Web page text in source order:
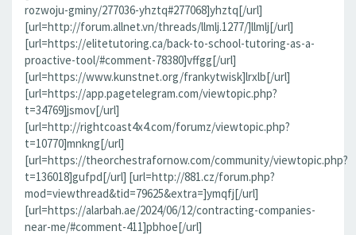
rozwoju-gminy/277036-yhztq#277068]yhztq[/url]
[url=http://forum.allnet.vn/threads/llmlj.1277/]llmlj[/url]
[url=https://elitetutoring.ca/back-to-school-tutoring-as-a-
proactive-tool/#comment-78380]vffgg[/url]
[url=https://www.kunstnet.org/frankytwisk]lrxlb[/url]
[url=https://app.pagetelegram.com/viewtopic.php?
t=34769]jsmov[/url]
[url=http://rightcoast4x4.com/forumz/viewtopic.php?
t=10770]mnkng[/url]
[url=https://theorchestrafornow.com/community/viewtopic.php?
t=136018]gufpd[/url] [url=http://881.cz/forum.php?
mod=viewthread&tid=79625&extra=]ymqfj[/url]
[url=https://alarbah.ae/2024/06/12/contracting-companies-
near-me/#comment-411]pbhoe[/url]